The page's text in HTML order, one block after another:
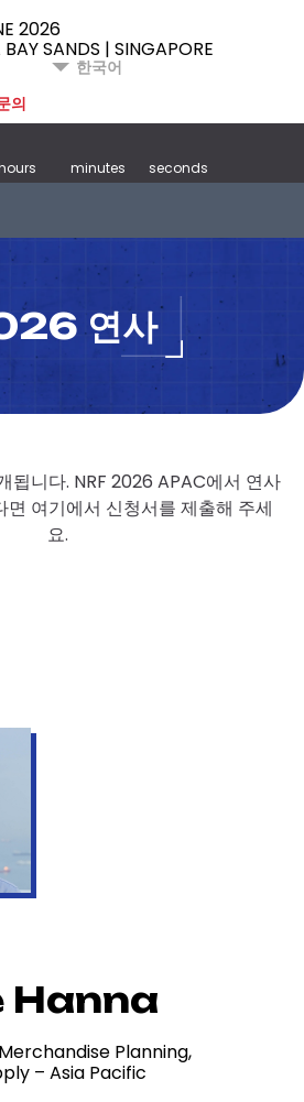
2026
SANDS | SINGAPORE
한국어
의
minutes seconds
연사
됩니다. NRF 2026 APAC에서 연사
면 여기에서 신청서를 제출해 주세
요.
Hanna
Planning,
– Asia Pacific